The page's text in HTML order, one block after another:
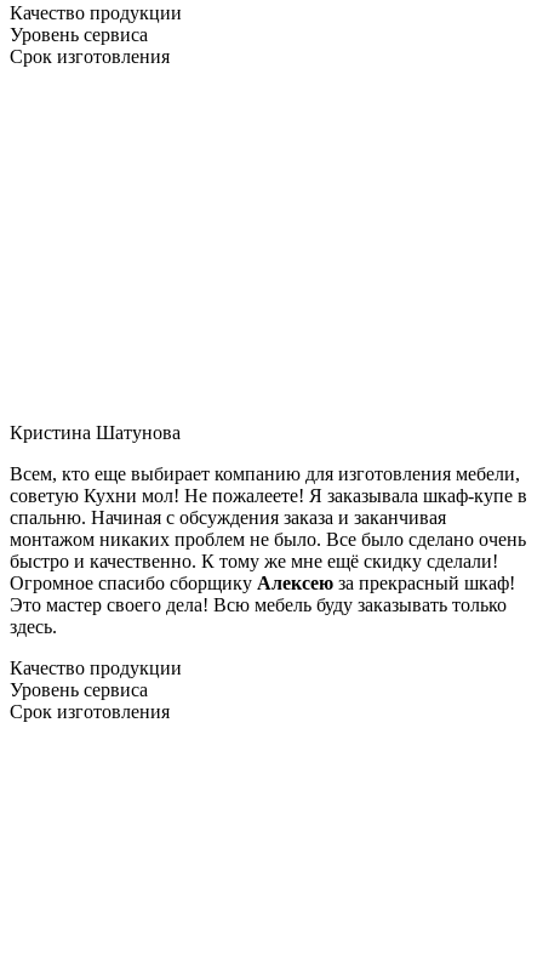
Качество продукции
Уровень сервиса
Срок изготовления
Кристина Шатунова
Всем, кто еще выбирает компанию для изготовления мебели,
советую Кухни мол! Не пожалеете! Я заказывала шкаф-купе в
спальню. Начиная с обсуждения заказа и заканчивая
монтажом никаких проблем не было. Все было сделано очень
быстро и качественно. К тому же мне ещё скидку сделали!
Огромное спасибо сборщику Алексею за прекрасный шкаф!
Это мастер своего дела! Всю мебель буду заказывать только
здесь.
Качество продукции
Уровень сервиса
Срок изготовления